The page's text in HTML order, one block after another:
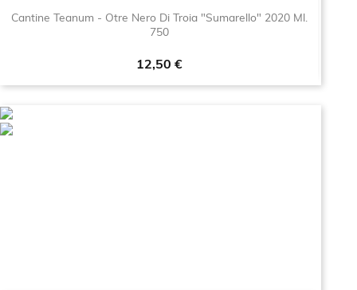
Cantine Teanum - Otre Nero Di Troia "Sumarello" 2020 Ml.
750
Prezzo
12,50 €